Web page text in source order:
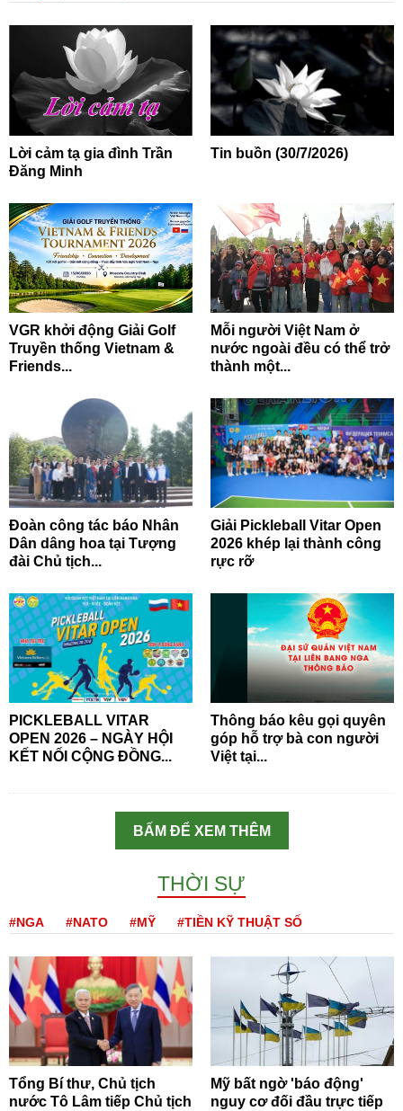
Lời cảm tạ gia đình Trần
Đăng Minh
Tin buồn (30/7/2026)
VGR khởi động Giải Golf
Truyền thống Vietnam &
Friends...
Mỗi người Việt Nam ở
nước ngoài đều có thể trở
thành một...
Đoàn công tác báo Nhân
Dân dâng hoa tại Tượng
đài Chủ tịch...
Giải Pickleball Vitar Open
2026 khép lại thành công
rực rỡ
PICKLEBALL VITAR
OPEN 2026 – NGÀY HỘI
KẾT NỐI CỘNG ĐỒNG...
Thông báo kêu gọi quyên
góp hỗ trợ bà con người
Việt tại...
BẤM ĐỂ XEM THÊM
THỜI SỰ
#NGA #NATO #MỸ #TIỀN KỸ THUẬT SỐ
Tổng Bí thư, Chủ tịch
nước Tô Lâm tiếp Chủ tịch
Mỹ bất ngờ 'báo động'
nguy cơ đối đầu trực tiếp